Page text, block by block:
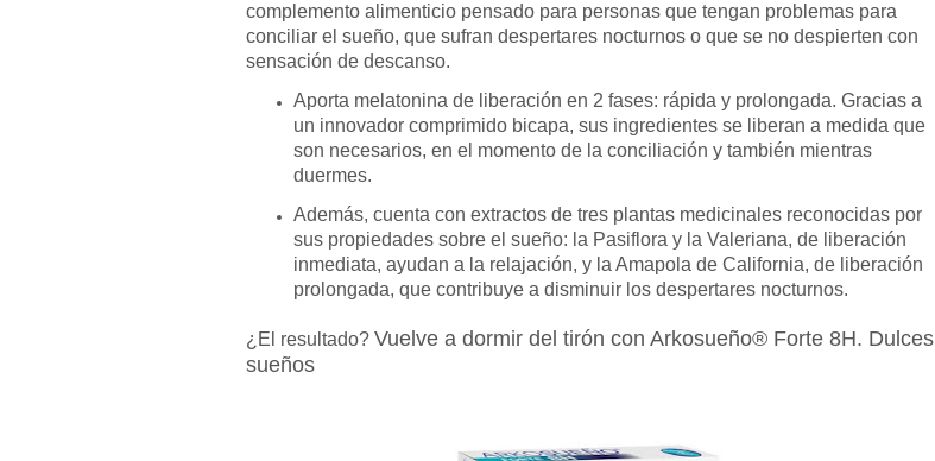
complemento alimenticio pensado para personas que tengan problemas para
conciliar el sueño, que sufran despertares nocturnos o que se no despierten con
sensación de descanso.
Aporta melatonina de liberación en 2 fases: rápida y prolongada. Gracias a
un innovador comprimido bicapa, sus ingredientes se liberan a medida que
son necesarios, en el momento de la conciliación y también mientras
duermes.
Además, cuenta con extractos de tres plantas medicinales reconocidas por
sus propiedades sobre el sueño: la Pasiflora y la Valeriana, de liberación
inmediata, ayudan a la relajación, y la Amapola de California, de liberación
prolongada, que contribuye a disminuir los despertares nocturnos.
¿El resultado? Vuelve a dormir del tirón con Arkosueño® Forte 8H. Dulces
sueños